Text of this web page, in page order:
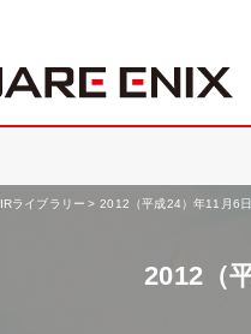
IRライブラリー 2012（平成24）年11月6
2012（